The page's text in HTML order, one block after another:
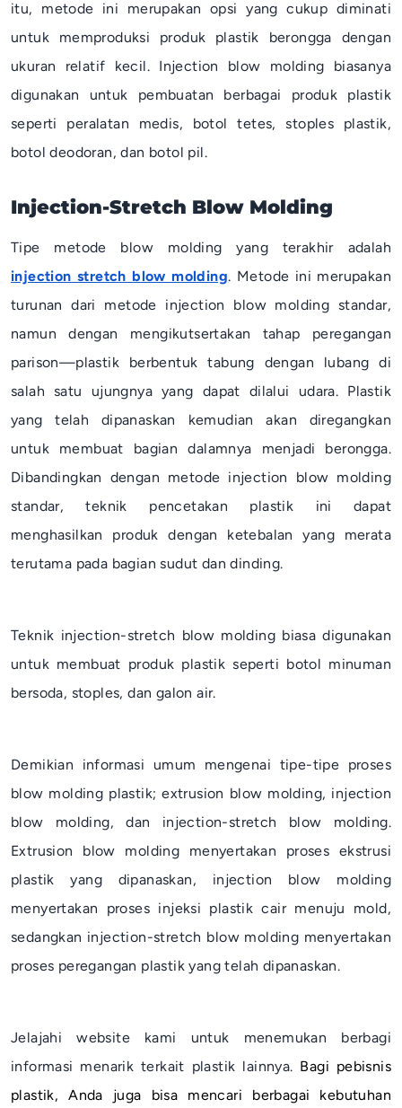
itu, metode ini merupakan opsi yang cukup diminati
untuk memproduksi produk plastik berongga dengan
ukuran relatif kecil. Injection blow molding biasanya
digunakan untuk pembuatan berbagai produk plastik
seperti peralatan medis, botol tetes, stoples plastik,
botol deodoran, dan botol pil.
Injection-Stretch Blow Molding
Tipe metode blow moldingyang terakhir adalah
injection stretch blow molding. Metode ini merupakan
turunan dari metode injection blow molding standar,
namun dengan mengikutsertakan tahap peregangan
parison—plastik berbentuk tabung dengan lubang di
salah satu ujungnya yang dapat dilalui udara. Plastik
yang telah dipanaskan kemudian akan diregangkan
untuk membuat bagian dalamnya menjadi berongga.
Dibandingkan dengan metode injection blow molding
standar, teknik pencetakan plastik ini dapat
menghasilkan produk dengan ketebalan yang merata
terutama pada bagian sudut dan dinding.
Teknik injection-stretch blow molding biasa digunakan
untuk membuat produk plastik seperti botol minuman
bersoda, stoples, dan galon air.
Demikian informasi umum mengenai tipe-tipe proses
blow molding plastik;extrusion blow molding, injection
blow molding, dan injection-stretch blow molding.
Extrusion blow molding menyertakan proses ekstrusi
plastik yang dipanaskan, injection blow molding
menyertakan proses injeksi plastik cair menuju mold,
sedangkan injection-stretch blow molding menyertakan
proses peregangan plastik yang telah dipanaskan.
Jelajahi website kami untuk menemukan berbagi
informasi menarik terkait plastik lainnya. Bagi pebisnis
plastik, Anda juga bisa mencari berbagai kebutuhan